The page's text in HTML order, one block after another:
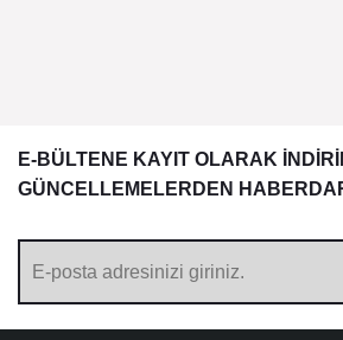
E-BÜLTENE KAYIT OLARAK
GÜNCELLEMELERDEN